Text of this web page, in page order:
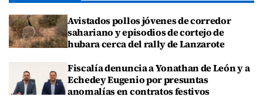
Avistados pollos jóvenes de corredor
sahariano y episodios de cortejo de
hubara cerca del rally de Lanzarote
Fiscalía denuncia a Yonathan de León y a
Echedey Eugenio por presuntas
anomalías en contratos festivos